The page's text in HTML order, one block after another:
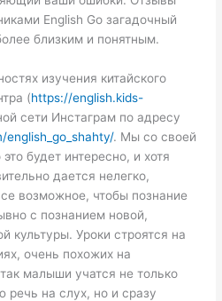
English Go загадочный
близким и понятным.
изучения китайского
(https://english.kids-
сети Инстаграм по адресу
. Мы со своей
будет интересно, и хотя
дается нелегко,
возможное, чтобы познание
с познанием новой,
культуры. Уроки строятся на
очень похожих на
малыши учатся не только
речь на слух, но и сразу